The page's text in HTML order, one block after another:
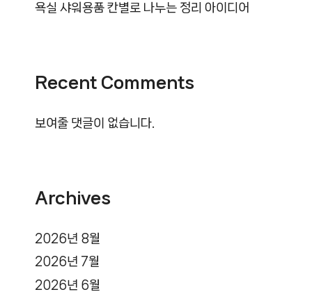
욕실 샤워용품 칸별로 나누는 정리 아이디어
Recent Comments
보여줄 댓글이 없습니다.
Archives
2026년 8월
2026년 7월
2026년 6월